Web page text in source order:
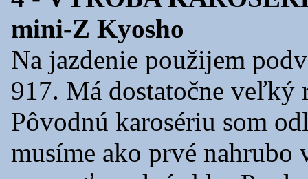
mini-Z Kyosho
Na jazdenie použijem
917. Má dostatočne veľký
Pôvodnú karosériu som
musíme ako prvé